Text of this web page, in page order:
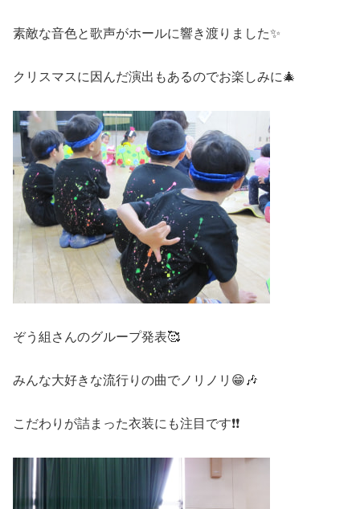
素敵な音色と歌声がホールに響き渡りました✨
クリスマスに因んだ演出もあるのでお楽しみに🎄
ぞう組さんのグループ発表🥰
みんな大好きな流行りの曲でノリノリ😁🎶
こだわりが詰まった衣装にも注目です❗❗